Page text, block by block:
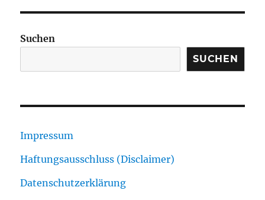
Suchen
SUCHEN
Impressum
Haftungsausschluss (Disclaimer)
Datenschutzerklärung